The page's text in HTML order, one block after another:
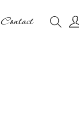
Contact